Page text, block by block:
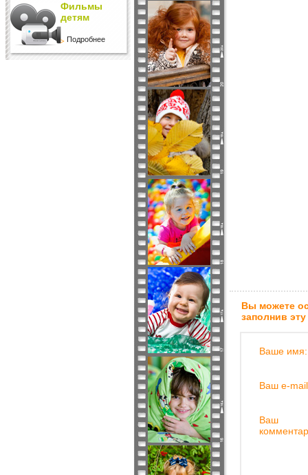
Фильмы
детям
Подробнее
Вы можете
заполнив
Ваше имя:
Ваш e-
Ваш